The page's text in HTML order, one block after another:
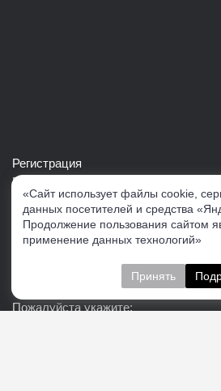
Регистрация
Войти в свой аккаунт
Скачать каталог продукции VERTUL
Следите за нами
Пожалуйста укажите:
«Сайт использует файлы cookie,
данных посетителей и средства
Продолжение пользования сайтом
применение данных технологий»
Принять